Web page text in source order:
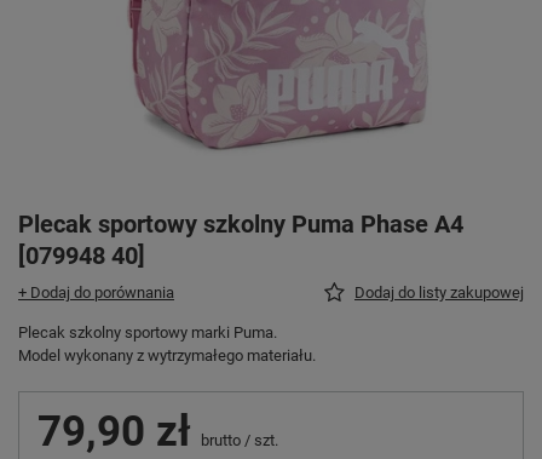
Plecak sportowy szkolny Puma Phase A4
[079948 40]
+ Dodaj do porównania Dodaj do listy zakupowej
Plecak szkolny sportowy marki Puma.
Model wykonany z wytrzymałego materiału.
79,90 zł brutto / szt.